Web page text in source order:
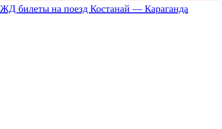
ЖД билеты на поезд Костанай — Караганда